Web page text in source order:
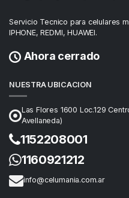
Servicio Tecnico para celulares
IPHONE, REDMI, HUAWEI.
Ahora cerrado
NUESTRA UBICACION
Las Flores 1600 Loc.129
Avellaneda)
1152208001
1160921212
info@celumania.com.ar